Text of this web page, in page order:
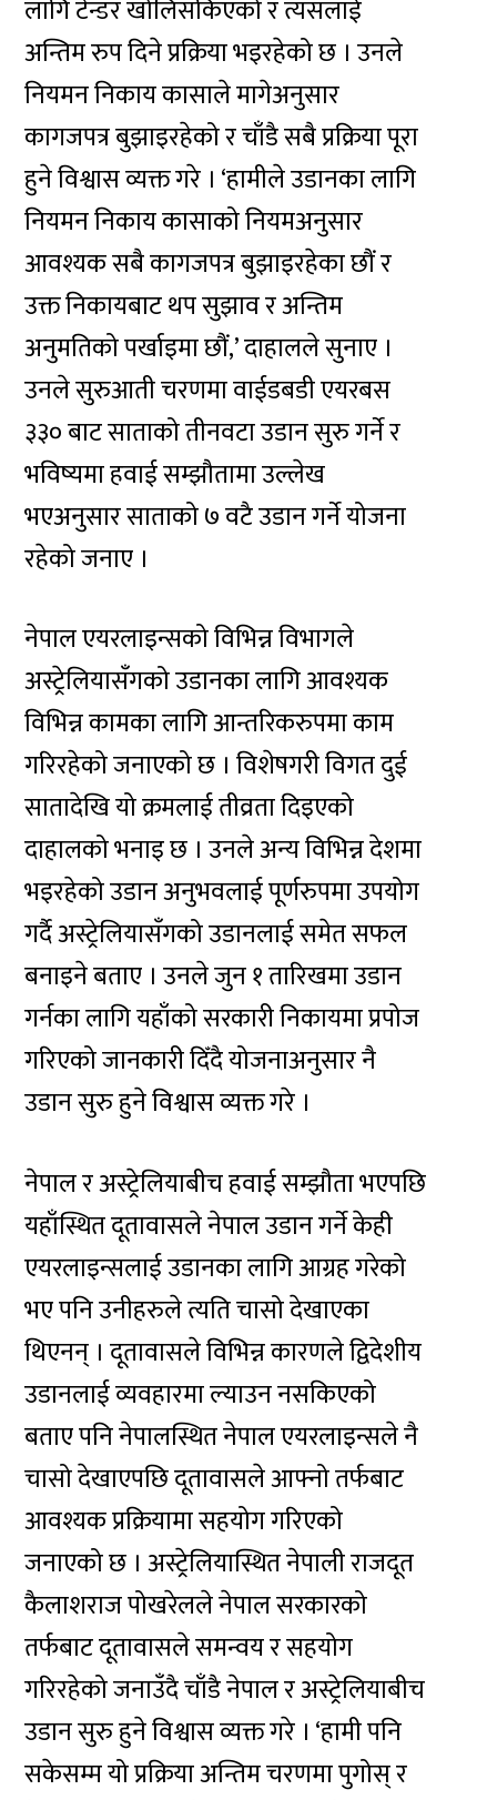
लागि टेन्डर खोलिसकिएको र त्यसलाई
अन्तिम रुप दिने प्रक्रिया भइरहेको छ । उनले
नियमन निकाय कासाले मागेअनुसार
कागजपत्र बुझाइरहेको र चाँडै सबै प्रक्रिया पूरा
हुने विश्वास व्यक्त गरे । ‘हामीले उडानका लागि
नियमन निकाय कासाको नियमअनुसार
आवश्यक सबै कागजपत्र बुझाइरहेका छौं र
उक्त निकायबाट थप सुझाव र अन्तिम
अनुमतिको पर्खाइमा छौं,’ दाहालले सुनाए ।
उनले सुरुआती चरणमा वाईडबडी एयरबस
३३० बाट साताको तीनवटा उडान सुरु गर्ने र
भविष्यमा हवाई सम्झौतामा उल्लेख
भएअनुसार साताको ७ वटै उडान गर्ने योजना
रहेको जनाए ।
नेपाल एयरलाइन्सको विभिन्न विभागले
अस्ट्रेलियासँगको उडानका लागि आवश्यक
विभिन्न कामका लागि आन्तरिकरुपमा काम
गरिरहेको जनाएको छ । विशेषगरी विगत दुई
सातादेखि यो क्रमलाई तीव्रता दिइएको
दाहालको भनाइ छ । उनले अन्य विभिन्न देशमा
भइरहेको उडान अनुभवलाई पूर्णरुपमा उपयोग
गर्दै अस्ट्रेलियासँगको उडानलाई समेत सफल
बनाइने बताए । उनले जुन १ तारिखमा उडान
गर्नका लागि यहाँको सरकारी निकायमा प्रपोज
गरिएको जानकारी दिँदै योजनाअनुसार नै
उडान सुरु हुने विश्वास व्यक्त गरे ।
नेपाल र अस्ट्रेलियाबीच हवाई सम्झौता भएपछि
यहाँस्थित दूतावासले नेपाल उडान गर्ने केही
एयरलाइन्सलाई उडानका लागि आग्रह गरेको
भए पनि उनीहरुले त्यति चासो देखाएका
थिएनन् । दूतावासले विभिन्न कारणले द्विदेशीय
उडानलाई व्यवहारमा ल्याउन नसकिएको
बताए पनि नेपालस्थित नेपाल एयरलाइन्सले नै
चासो देखाएपछि दूतावासले आफ्नो तर्फबाट
आवश्यक प्रक्रियामा सहयोग गरिएको
जनाएको छ । अस्ट्रेलियास्थित नेपाली राजदूत
कैलाशराज पोखरेलले नेपाल सरकारको
तर्फबाट दूतावासले समन्वय र सहयोग
गरिरहेको जनाउँदै चाँडै नेपाल र अस्ट्रेलियाबीच
उडान सुरु हुने विश्वास व्यक्त गरे । ‘हामी पनि
सकेसम्म यो प्रक्रिया अन्तिम चरणमा पुगोस् र